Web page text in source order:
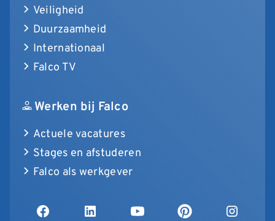
Veiligheid
Duurzaamheid
Internationaal
Falco TV
Werken bij Falco
Actuele vacatures
Stages en afstuderen
Falco als werkgever